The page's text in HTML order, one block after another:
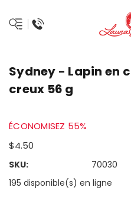
Sydney - Lapin en
creux 56 g
ÉCONOMISEZ 55%
$4.50
SKU:
70030
195 disponible(s) en ligne